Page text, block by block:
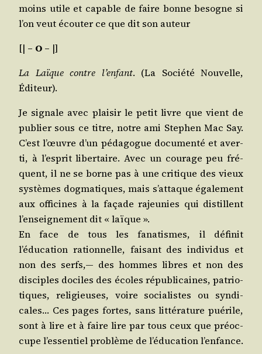
moins utile et capable de faire bonne besogne si
l’on veut écou­ter ce que dit son auteur
[| – O – |]
La Laïque contre l’enfant. (La Socié­té Nou­velle,
Éditeur).
Je signale avec plai­sir le petit livre que vient de
publier sous ce titre, notre ami Ste­phen Mac Say.
C’est l’œuvre d’un péda­gogue docu­men­té et aver­
ti, à l’esprit liber­taire. Avec un cou­rage peu fré­
quent, il ne se borne pas à une cri­tique des vieux
sys­tèmes dog­ma­tiques, mais s’attaque éga­le­ment
aux offi­cines à la façade rajeu­nies qui dis­til­lent
l’enseignement dit « laïque ».
En face de tous les fana­tismes, il défi­nit
l’éducation ration­nelle, fai­sant des indi­vi­dus et
non des serfs,— des hommes libres et non des
dis­ciples dociles des écoles répu­bli­caines, patrio­
tiques, reli­gieuses, voire socia­listes ou syn­di­
cales… Ces pages fortes, sans lit­té­ra­ture pué­rile,
sont à lire et à faire lire par tous ceux que pré­oc­
cupe l’essentiel pro­blème de l’éducation l’enfance.